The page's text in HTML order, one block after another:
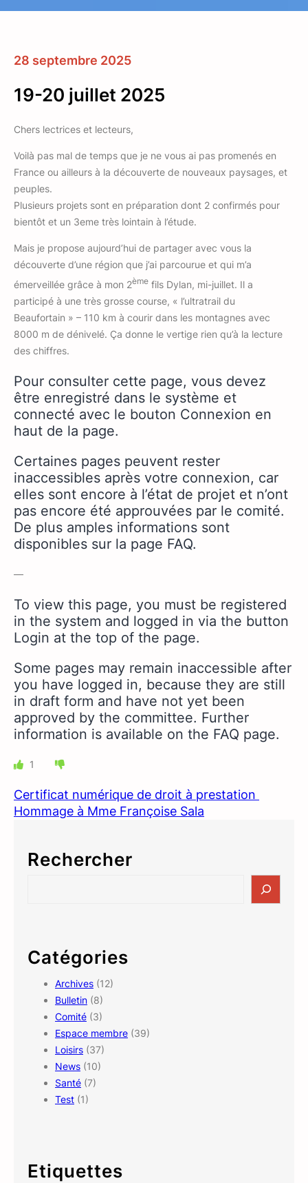
28 septembre 2025
19-20 juillet 2025
Chers lectrices et lecteurs,
Voilà pas mal de temps que je ne vous ai pas promenés en
France ou ailleurs à la découverte de nouveaux paysages, et
peuples.
Plusieurs projets sont en préparation dont 2 confirmés pour
bientôt et un 3eme très lointain à l’étude.
Mais je propose aujourd’hui de partager avec vous la
découverte d’une région que j’ai parcourue et qui m’a
émerveillée grâce à mon 2ème fils Dylan, mi-juillet. Il a
participé à une très grosse course, « l’ultratrail du
Beaufortain » – 110 km à courir dans les montagnes avec
8000 m de dénivelé. Ça donne le vertige rien qu’à la lecture
des chiffres.
Pour consulter cette page, vous devez
être enregistré dans le système et
connecté avec le bouton Connexion en
haut de la page.
Certaines pages peuvent rester
inaccessibles après votre connexion, car
elles sont encore à l’état de projet et n’ont
pas encore été approuvées par le comité.
De plus amples informations sont
disponibles sur la page FAQ.
—
To view this page, you must be registered
in the system and logged in via the button
Login at the top of the page.
Some pages may remain inaccessible after
you have logged in, because they are still
in draft form and have not yet been
approved by the committee. Further
information is available on the FAQ page.
1
Certificat numérique de droit à prestation
Hommage à Mme Françoise Sala
Rechercher
c
h
Catégories
Archives (12)
Bulletin (8)
Comité (3)
Espace membre (39)
Loisirs (37)
News (10)
Santé (7)
Test (1)
Etiquettes